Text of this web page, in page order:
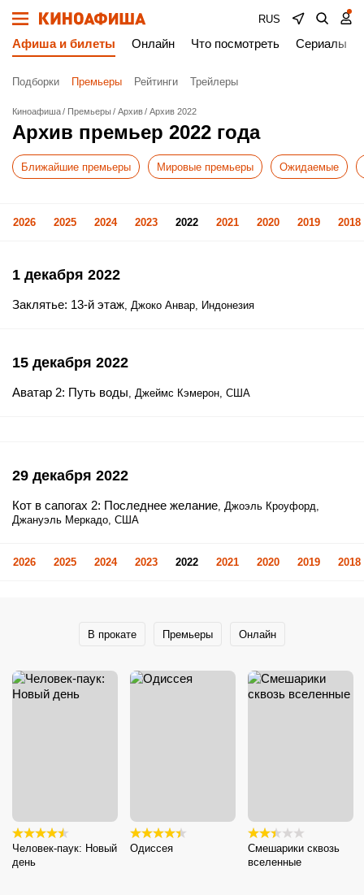
RUS
Афиша и билеты Онлайн Что посмотреть Сериалы
Подборки Премьеры Рейтинги Трейлеры
Киноафиша Премьеры Архив Архив 2022
Архив премьер 2022 года
Ближайшие премьеры Мировые премьеры Ожидаемые
2026 2025 2024 2023 2022 2021 2020 2019 2018
1 декабря 2022
Заклятье: 13-й этаж, Джоко Анвар, Индонезия
15 декабря 2022
Аватар 2: Путь воды, Джеймс Кэмерон, США
29 декабря 2022
Кот в сапогах 2: Последнее желание, Джоэль Кроуфорд,
Джануэль Меркадо, США
2026 2025 2024 2023 2022 2021 2020 2019 2018
В прокате Премьеры Онлайн
Человек-паук: Новый
день
Одиссея
Смешарики сквозь
вселенные